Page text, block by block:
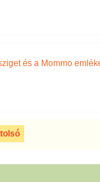
és a Mommo